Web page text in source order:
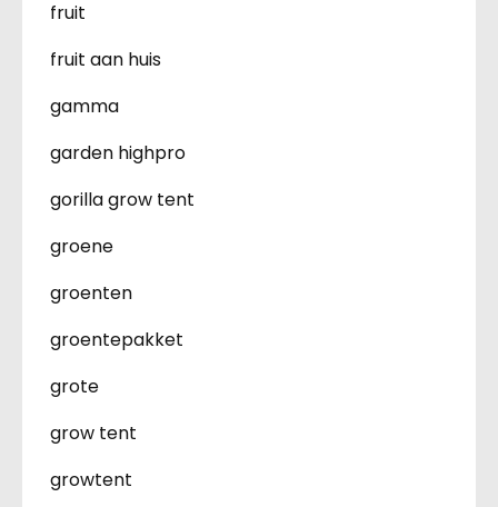
fruit
fruit aan huis
gamma
garden highpro
gorilla grow tent
groene
groenten
groentepakket
grote
grow tent
growtent